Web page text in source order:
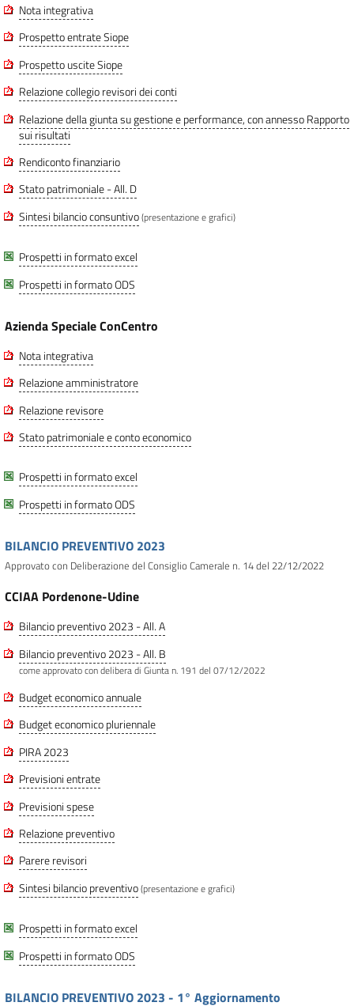
Nota integrativa
Prospetto entrate Siope
Prospetto uscite Siope
Relazione collegio revisori dei conti
Relazione della giunta su gestione e performance, con annesso Rapporto
sui risultati
Rendiconto finanziario
Stato patrimoniale - All. D
Sintesi bilancio consuntivo(presentazione e grafici)
Prospetti in formato excel
Prospetti in formato ODS
Azienda Speciale ConCentro
Nota integrativa
Relazione amministratore
Relazione revisore
Stato patrimoniale e conto economico
Prospetti in formato excel
Prospetti in formato ODS
BILANCIO PREVENTIVO 2023
Approvato con Deliberazione del Consiglio Camerale n. 14 del 22/12/2022
CCIAA Pordenone-Udine
Bilancio preventivo 2023 - All. A
Bilancio preventivo 2023 - All. B
come approvato con delibera di Giunta n. 191 del 07/12/2022
Budget economico annuale
Budget economico pluriennale
PIRA 2023
Previsioni entrate
Previsioni spese
Relazione preventivo
Parere revisori
Sintesi bilancio preventivo(presentazione e grafici)
Prospetti in formato excel
Prospetti in formato ODS
BILANCIO PREVENTIVO 2023 - 1° Aggiornamento